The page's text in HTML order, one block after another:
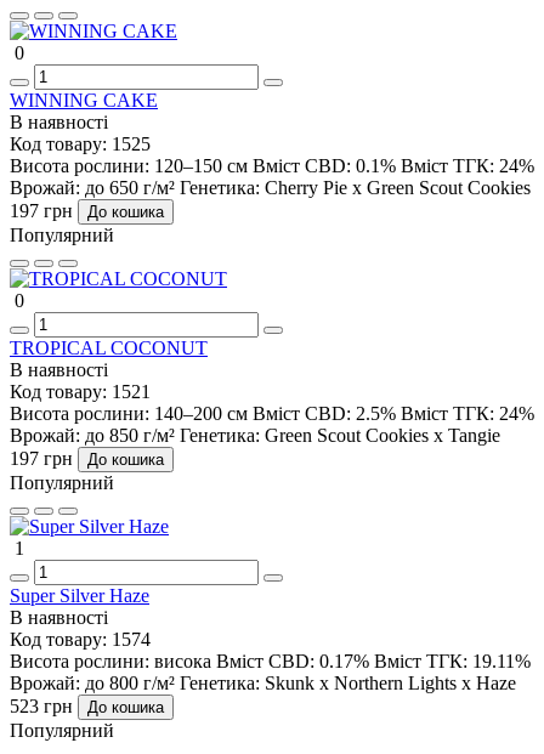
0
WINNING CAKE
В наявності
Код товару: 1525
Висота рослини: 120–150 см Вміст CBD: 0.1% Вміст ТГК: 24%
Врожай: до 650 г/м² Генетика: Cherry Pie x Green Scout Cookies
197 грн
До кошика
Популярний
0
TROPICAL COCONUT
В наявності
Код товару: 1521
Висота рослини: 140–200 см Вміст CBD: 2.5% Вміст ТГК: 24%
Врожай: до 850 г/м² Генетика: Green Scout Cookies x Tangie
197 грн
До кошика
Популярний
1
Super Silver Haze
В наявності
Код товару: 1574
Висота рослини: висока Вміст CBD: 0.17% Вміст ТГК: 19.11%
Врожай: до 800 г/м² Генетика: Skunk x Northern Lights x Haze
523 грн
До кошика
Популярний